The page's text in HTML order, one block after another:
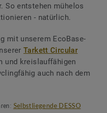
So entstehen mühelos
- natürlich.
mit unserem EcoBase-
Tarkett Circular
und kreislauffähigen
auch nach dem
Selbstliegende DESSO